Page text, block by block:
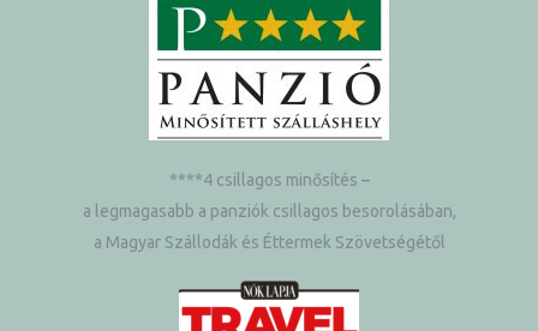
****4 csillagos minősítés –
a legmagasabb a panziók csillagos besorolásában,
a Magyar Szállodák és Éttermek Szövetségétől